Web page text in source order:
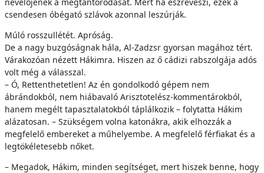
csendesen óbégató szlávok azonnal leszúrják.
Múló rosszullétét. Apróság.
De a nagy buzgóságnak hála, Al-Zadzsr gyorsan magához tért.
Várakozóan nézett Hákimra. Hiszen az ő cádizi rabszolgája adós
volt még a válasszal.
– Ó, Rettenthetetlen! Az én gondolkodó gépem nem
ábrándokból, nem hiábavaló Arisztotelész-kommentárokból,
hanem megélt tapasztalatokból táplálkozik – folytatta Hákim
alázatosan. – Szükségem volna katonákra, akik elhozzák a
megfelelő embereket a műhelyembe. A megfelelő férfiakat és a
legtökéletesebb nőket.
– Megadok, Hákim, minden segítséget, mert hiszek benne, hogy